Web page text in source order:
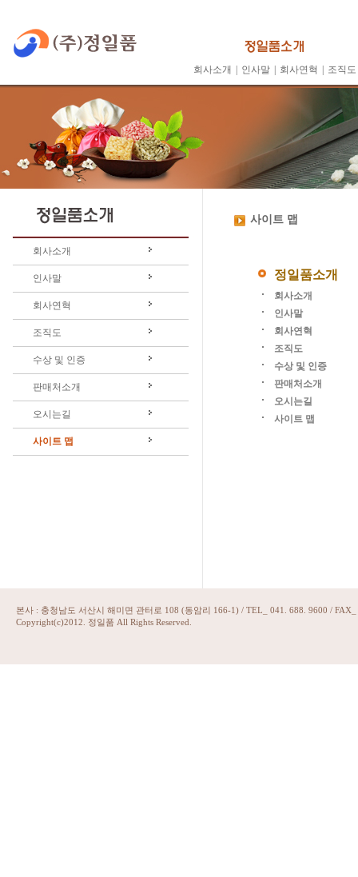
회사소개 인사말 회사연혁 조직도
회사소개
인사말
회사연혁
조직도
수상 및 인증
판매처소개
오시는길
사이트 맵
사이트 맵
정일품소개
회사소개
인사말
회사연혁
조직도
수상 및 인증
판매처소개
오시는길
사이트 맵
본사 : 충청남도 서산시 해미면 관터로 108 (동암리 166-1) / TEL_ 041. 688. 9600 /
Copyright(c)2012. 정일품 All Rights Reserved.